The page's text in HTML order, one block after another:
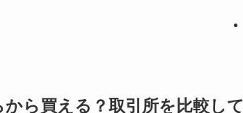
ら買える？取引所を比較し